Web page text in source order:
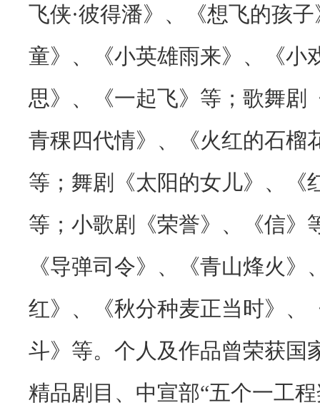
飞侠·彼得潘》、《想飞的孩
童》、《小英雄雨来》、《小
思》、《一起飞》等；歌舞剧
青稞四代情》、《火红的石榴
等；舞剧《太阳的女儿》、《
等；小歌剧《荣誉》、《信》
《导弹司令》、《青山烽火
红》、《秋分种麦正当时》、
斗》等。个人及作品曾荣获国
精品剧目、中宣部“五个一工